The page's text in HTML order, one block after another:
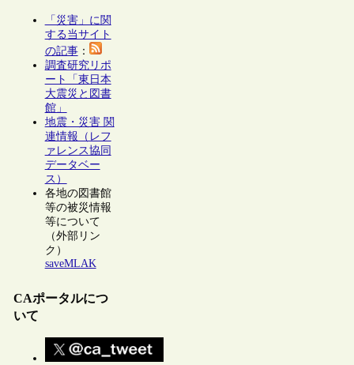
「災害」に関
する当サイト
の記事：
調査研究リポ
ート「東日本
大震災と図書
館」
地震・災害 関
連情報（レフ
ァレンス協同
データベー
ス）
各地の図書館
等の被災情報
等について
（外部リン
ク）
saveMLAK
CAポータルにつ
いて